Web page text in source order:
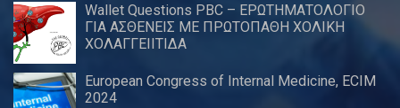
Wallet Questions PBC – ΕΡΩΤΗΜΑΤΟΛΟΓΙΟ
ΓΙΑ ΑΣΘΕΝΕΙΣ ΜΕ ΠΡΩΤΟΠΑΘΗ ΧΟΛΙΚΗ
ΧΟΛΑΓΓΕΙΙΤΙΔΑ
European Congress of Internal Medicine, ECIM
2024